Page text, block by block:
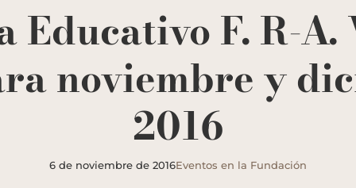
Educativo F. R-A.
noviembre y
2016
6 de noviembre de 2016Eventos en la Fundación